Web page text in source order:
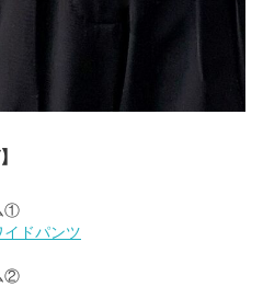
ドパンツ